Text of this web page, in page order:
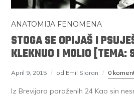
ANATOMIJA FENOMENA
STOGA SE OPIJAŠ I
KLEKNUO I MOLIO [TEMA:
April 9, 2015 od Emil Sioran 0
Iz Brevijara poraženih 24 Kao sin